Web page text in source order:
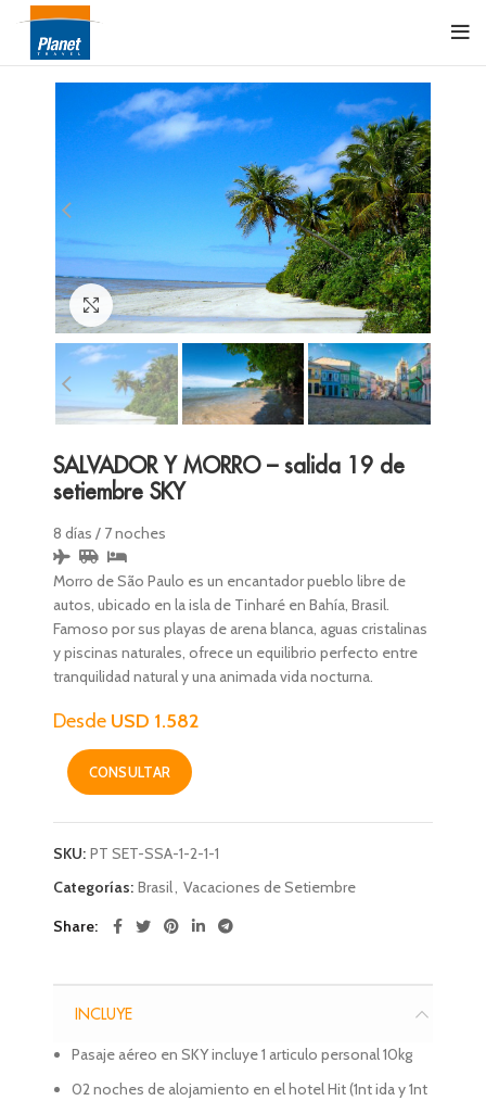
Click to enlarge
SALVADOR Y MORRO – salida 19 de
setiembre SKY
8 días / 7 noches
Morro de São Paulo es un encantador pueblo libre de
autos, ubicado en la isla de Tinharé en Bahía, Brasil.
Famoso por sus playas de arena blanca, aguas cristalinas
y piscinas naturales, ofrece un equilibrio perfecto entre
tranquilidad natural y una animada vida nocturna.
USD 1.582
CONSULTAR
SKU: PT SET-SSA-1-2-1-1
Categorías: Brasil, Vacaciones de Setiembre
Share
INCLUYE
Pasaje aéreo en SKY incluye 1 articulo personal 10kg
02 noches de alojamiento en el hotel Hit (1nt ida y 1nt